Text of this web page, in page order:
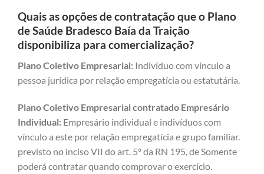
Quais as opções de contratação que o Plano
de Saúde Bradesco Baía da Traição
disponibiliza para comercialização?
Plano Coletivo Empresarial: Indivíduo com vínculo a
pessoa jurídica por relação empregatícia ou estatutária.
Plano Coletivo Empresarial contratado Empresário
Individual: Empresário individual e indivíduos com
vínculo a este por relação empregatícia e grupo familiar.
previsto no inciso VII do art. 5º da RN 195, de Somente
poderá contratar quando comprovar o exercício.